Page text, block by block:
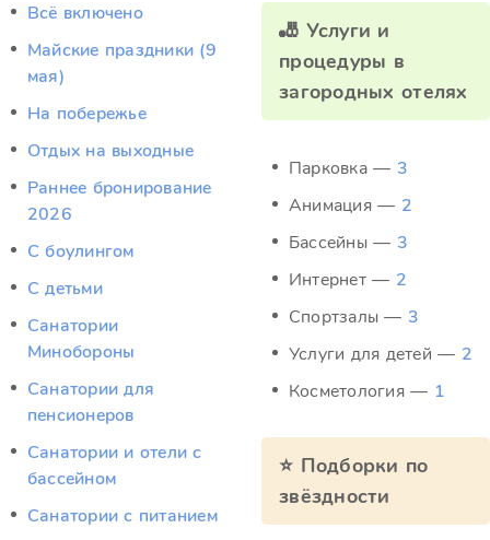
Всё включено
Майские праздники (9
мая)
На побережье
Отдых на выходные
Раннее бронирование
2026
С боулингом
С детьми
Санатории
Минобороны
Санатории для
пенсионеров
Санатории и отели с
бассейном
Санатории с питанием
🎳 Услуги и
процедуры в
загородных отелях
Парковка — 3
Анимация — 2
Бассейны — 3
Интернет — 2
Спортзалы — 3
Услуги для детей — 2
Косметология — 1
⭐ Подборки по
звёздности